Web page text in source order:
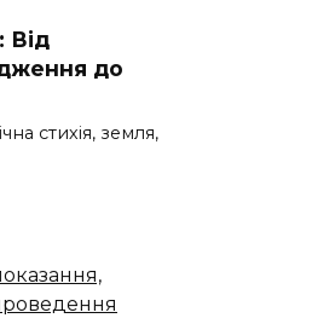
Від
до
стихія, земля,